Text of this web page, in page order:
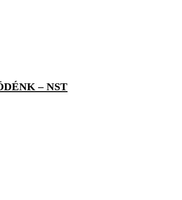
– NST